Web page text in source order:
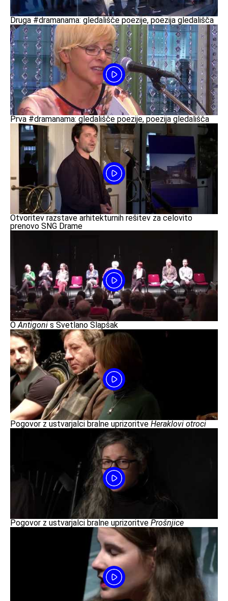
Druga #dramanama: gledališče poezije, poezija gledališča
Prva #dramanama: gledališče poezije, poezija gledališča
Otvoritev razstave arhitekturnih rešitev za celovito
prenovo SNG Drame
OAntigoni s Svetlano Slapšak
Pogovor z ustvarjalci bralne uprizoritve Heraklovi otroci
Pogovor z ustvarjalci bralne uprizoritve Prošnjice